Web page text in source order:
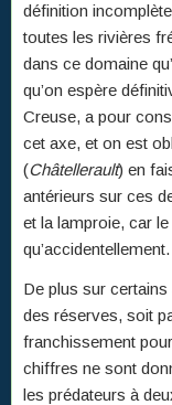
définition
toutes les rivières
dans ce domaine
qu’on espère
Creuse, a pour
cet axe, et on est
(Châtellerault) en
antérieurs sur ces
et la lamproie, car
qu’accidentellement.
De plus sur
des réserves, soit
franchissement
chiffres ne sont
les prédateurs à